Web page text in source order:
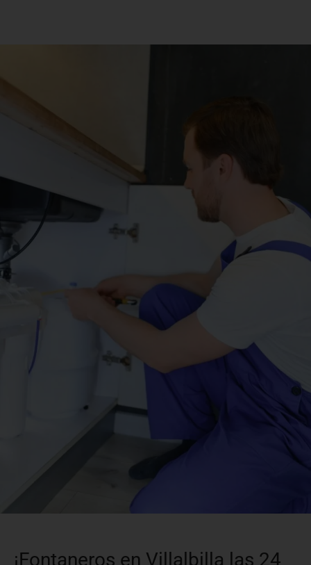
¡Fontaneros en Villalbilla las 24